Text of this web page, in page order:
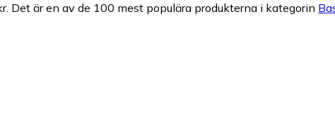
Det är en av de 100 mest populära produkterna i kategorin